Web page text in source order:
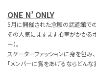
ONE N’ ONLY
5月に開催された念願の武道館で
その人気にますます拍車がかかる
ー）。
スケーターファッションに身を包み
「メンバーに賞をあげるならどんな